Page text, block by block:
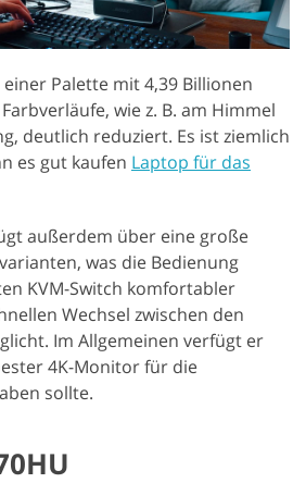
Palette mit 4,39 Billionen
wie z. B. am Himmel
deutlich reduziert. Es ist ziemlich
es gut kaufen Laptop für das
außerdem über eine große
was die Bedienung
KVM-Switch komfortabler
Wechsel zwischen den
Im Allgemeinen verfügt er
4K-Monitor für die
sollte.